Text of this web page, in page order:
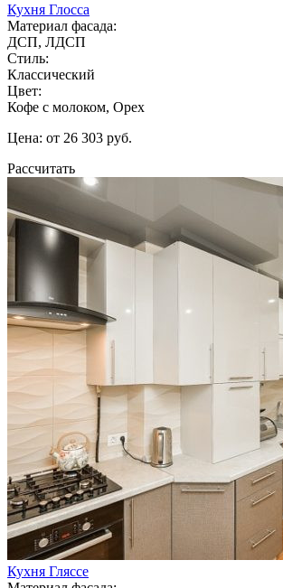
Кухня Глосса
Материал фасада:
ДСП, ЛДСП
Стиль:
Классический
Цвет:
Кофе с молоком, Орех
Цена: от 26 303 руб.
Рассчитать
Кухня Гляссе